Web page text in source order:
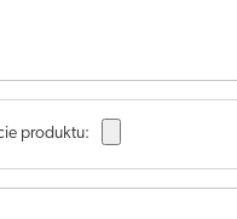
produktu: